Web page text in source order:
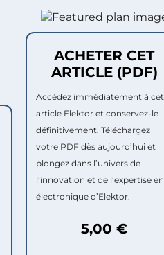
ACHETER CET
ARTICLE (PDF)
Accédez immédiatement à cet
article Elektor et conservez-le
définitivement. Téléchargez
votre PDF dès aujourd’hui et
plongez dans l’univers de
l’innovation et de l’expertise en
électronique d’Elektor.
5,00 €